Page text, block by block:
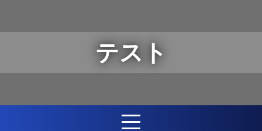
テスト